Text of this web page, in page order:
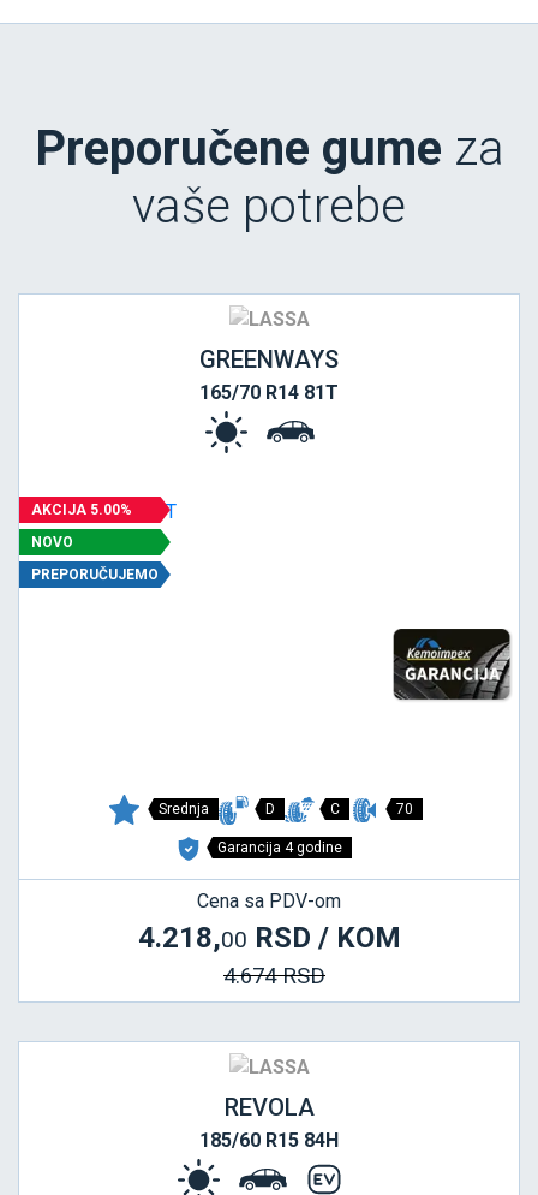
Preporučene gume za
vaše potrebe
GREENWAYS
165/70 R14 81T
AKCIJA 5.00%
NOVO
PREPORUČUJEMO
Srednja D C 70
Garancija 4 godine
Cena sa PDV-om
4.218,00 RSD / KOM
4.674 RSD
REVOLA
185/60 R15 84H